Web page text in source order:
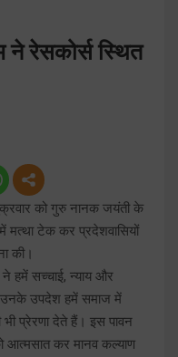
रेसकोर्स स्थित
को गुरु नानक जयंती के
मत्था टेक कर प्रदेशवासियों
की।
हमें सच्चाई, न्याय और
उनके उपदेश हमें समाज में
भी प्रेरणा देते हैं। इस पावन
कर मानव कल्याण